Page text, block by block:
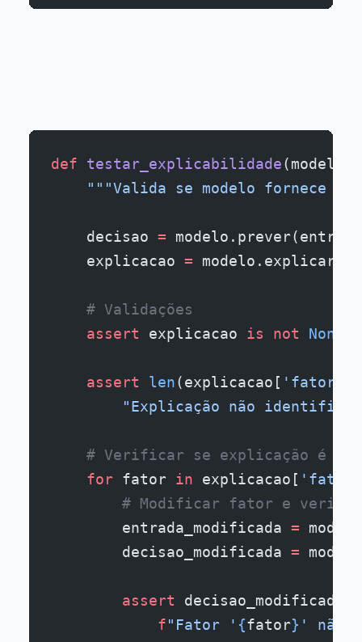
def testar_explicabilidade(modelo,
"""Valida se modelo fornece
    decisao
=
    explicacao
=
    # Validações
    assert
explicacao is not None
    assert
len(explicacao[
"Explicação não identifica
# Verificar se explicação é
    for
fator in explicacao[
# Modificar fator e
        entrada_modificada
=
        decisao_modificada
=
        assert
decisao_modificada
            f
"Fator ' {fator} ' não